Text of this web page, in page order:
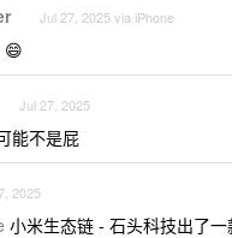
Jul 27, 2025 via iPhone
😄
Jul 27, 2025
能不是屁
2025
小米生态链 - 石头科技出了一